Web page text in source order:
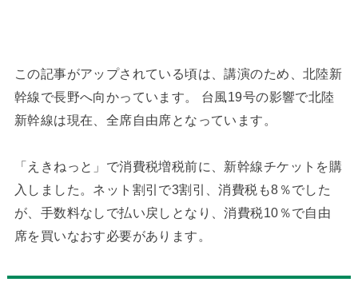
この記事がアップされている頃は、講演のため、北陸新
幹線で長野へ向かっています。 台風19号の影響で北陸
新幹線は現在、全席自由席となっています。
「えきねっと」で消費税増税前に、新幹線チケットを購
入しました。ネット割引で3割引、消費税も8％でした
が、手数料なしで払い戻しとなり、消費税10％で自由
席を買いなおす必要があります。